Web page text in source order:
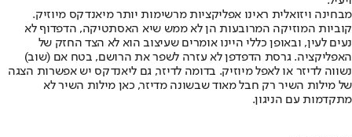
מבחינה ויזואלית ראינו אפליקציות מרשימות יותר מיאנדקס מיוזיק.
קוביות המוזיקה המרובעות הן לא ממש שיא האסתטיקה, הדפדוף לא
נעים לעין, ובאופן כללי היינו אומרים שעיצוב הוא לא הצד החזק של
האפליקציה. גרסת הדפדפן לא עזרה לשפר את הרושם, בטח אם (שוב)
נשווה לדיזר או לאפל מיוזיק. בדומה לדיזר, גם ליאנדקס יש אפשרות הצגה
של מילות השיר רק חבל מאוד שבשונה מדיזר, כאן מילות השיר לא
מתקדמות עם הניגון.